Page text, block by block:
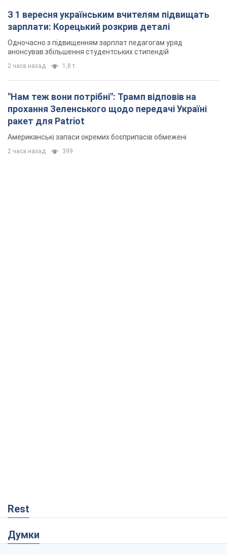
З 1 вересня українським вчителям підвищать
зарплати: Корецький розкрив деталі
Одночасно з підвищенням зарплат педагогам уряд
анонсував збільшення студентських стипендій
2 часа назад 1,8 т.
"Нам теж вони потрібні": Трамп відповів на
прохання Зеленського щодо передачі Україні
ракет для Patriot
Американські запаси окремих боєприпасів обмежені
2 часа назад 399
Rest
Думки